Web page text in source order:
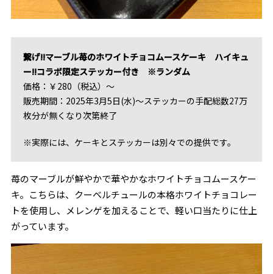
繋げ!!マーブル苺のホワイトチョコムースケーキ ハイキュ
ー!!コラボ限定ステッカー付き ※ランダム
価格：￥280（税込）～
販売期間：2025年3月5日(水)～ステッカーの手配総数27万
枚分が無くなり次第終了
※実際には、ケーキとステッカーは別々での提供です。
苺のマーブルが鮮やかで華やかなホワイトチョコムースケー
キ。こちらは、クーベルチュールの本格ホワイトチョコレー
トを使用し、メレンゲを加えることで、軽い口当たりに仕上
がっています。